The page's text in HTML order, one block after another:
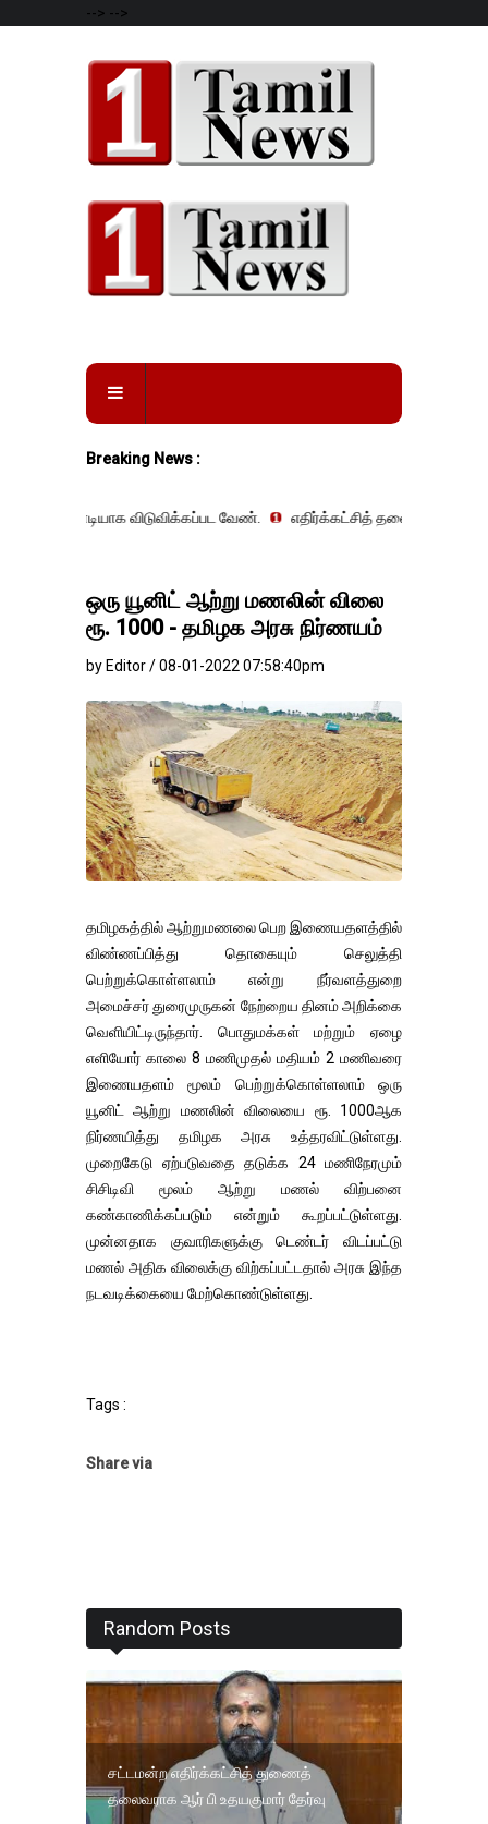
--> -->
Breaking News :
விடுவிக்கப்பட வேண். எதிர்க்கட்சித் தலைவர் உதயநிதி ஸ்டாலின்
ஒரு யூனிட் ஆற்று மணலின் விலை
ரூ. 1000 - தமிழக அரசு நிர்ணயம்
by Editor / 08-01-2022 07:58:40pm
தமிழகத்தில் ஆற்றுமணலை பெற இணையதளத்தில்
விண்ணப்பித்து தொகையும் செலுத்தி
பெற்றுக்கொள்ளலாம் என்று நீர்வளத்துறை
அமைச்சர் துரைமுருகன் நேற்றைய தினம் அறிக்கை
வெளியிட்டிருந்தார். பொதுமக்கள் மற்றும் ஏழை
எளியோர் காலை 8 மணிமுதல் மதியம் 2 மணிவரை
இணையதளம் மூலம் பெற்றுக்கொள்ளலாம் ஒரு
யூனிட் ஆற்று மணலின் விலையை ரூ. 1000ஆக
நிர்ணயித்து தமிழக அரசு உத்தரவிட்டுள்ளது.
முறைகேடு ஏற்படுவதை தடுக்க 24 மணிநேரமும்
சிசிடிவி மூலம் ஆற்று மணல் விற்பனை
கண்காணிக்கப்படும் என்றும் கூறப்பட்டுள்ளது.
முன்னதாக குவாரிகளுக்கு டெண்டர் விடப்பட்டு
மணல் அதிக விலைக்கு விற்கப்பட்டதால் அரசு இந்த
நடவடிக்கையை மேற்கொண்டுள்ளது.
Tags :
Share via
Random Posts
சட்டமன்ற எதிர்க்கட்சித் துணைத்
தலைவராக ஆர் பி உதயகுமார் தேர்வு